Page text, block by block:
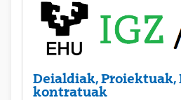
Deialdiak, Proiektuak,
kontratuak